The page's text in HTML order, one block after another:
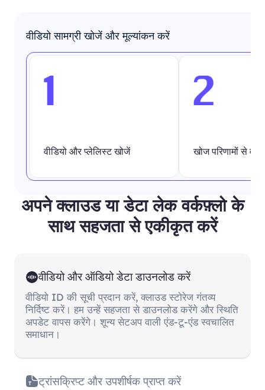
वीडियो सामग्री खोजें और मूल्यांकन करें
वीडियो और प्लेलिस्ट खोजें खोज परिणामों से
अपने क्लाउड या डेटा लेक वर्कफ़्लो के
साथ सहजता से एकीकृत करें
वीडियो और ऑडियो डेटा डाउनलोड करें
वीडियो ID की सूची प्रदान करें, क्लाउड स्टोरेज गंतव्य
निर्दिष्ट करें। हम उन्हें सहजता से डाउनलोड करेंगे और स्थिति
अपडेट वापस करेंगे। शून्य सेटअप वाली एंड-टू-एंड स्वचालित
समाधान।
ट्रांसक्रिप्ट और उपशीर्षक प्राप्त करें